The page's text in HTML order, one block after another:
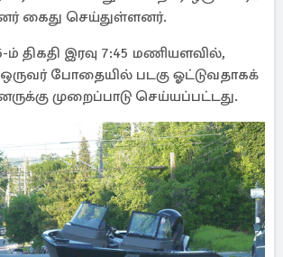
கைது செய்துள்ளனர்.
திகதி இரவு 7:45 மணியளவில்,
ஒருவர் போதையில் படகு ஓட்டுவதாகக்
முறைப்பாடு செய்யப்பட்டது.